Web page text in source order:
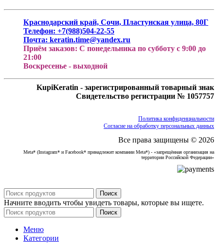
Краснодарский край, Сочи, Пластунская улица, 80Г
Телефон: +7(988)504-22-55
Почта: keratin.time@yandex.ru
Приём заказов: С понедельника по субботу с 9:00 до
21:00
Воскресенье - выходной
KupiKeratin - зарегистрированный товарный знак
Свидетельство регистрации № 1057757
Политика конфиденциальности
Согласие на обработку персональных данных
Все права защищены © 2026
Meta* (Instagram* и Facebook* принадлежит компании Meta*) - «запрещённая организация на
территории Российской Федерации»
Поиск
Начните вводить чтобы увидеть товары, которые вы ищете.
Поиск
Меню
Категории